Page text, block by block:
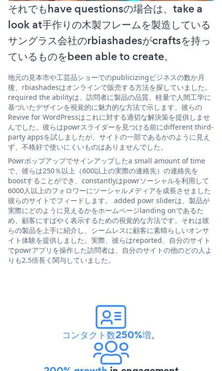
それでもhave questionsの場合は、take a
look at手作りの木製フレームを製造している
サングラス会社のrbiashadesがcraftsを持っ
ているものをbeen able to create。
地元の見本市や工芸品ショーでのpublicizingビジネスの数か月
後、rbiashadesはオンラインで販売する方法を探していました。
required the abilityは、訪問者に製品の品質、軽量で人間工学に
基づいたデザインを視覚的に魅力的な方法で示します。彼らの
Revive for WordPressはこれに対する適切な解決策を提供しませ
んでした。彼らはpowrスライダーを見つける前にdifferent third-
party appsを試しましたが、サイトの一部であるかのように見え
ず、不格好で使いにくいものはありませんでした。
Powrポップアップでサインアップしたa small amount of time
で、彼らは250％以上（600以上の実際の連絡先）の連絡先を
boostすることができ、constantlyはpowrソーシャルを利用して
6000人以上のフォロワーにソーシャルメディアを成長させました
彼らのサイトでフィードします。 added powr sliderは、製品が
実際にどのように見えるかをホームページlanding onであるた
め、顧客にすばやく表示するための視覚的な方法です。それは彼
らの製品を上手に紹介し、シームレスに顧客に素晴らしいオンサ
イト体験を提供しました。実際、彼らはreported、自分のサイト
でpowrアプリを操作した訪問者は、自分のサイトの他のどの人よ
りも2.5倍長く関与していました。
コンタクト数250%増。